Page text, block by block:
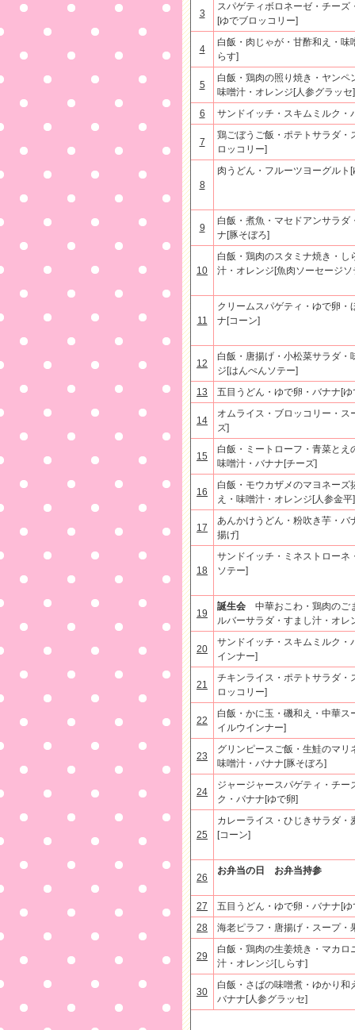
3
スパゲティボロネーゼ・チーズ
[ゆでブロッコリー]
4
白飯・肉じゃが・甘酢和え・味
らす]
5
白飯・鶏肉の照り焼き・ヤンペ
味噌汁・オレンジ[人参グラッセ]
6
サンドイッチ・スキムミルク・
7
鶏ごぼうご飯・ポテトサラダ・
ロッコリー]
8
肉うどん・フルーツヨーグルト
9
白飯・煮魚・マセドアンサラダ
ナ[豚そぼろ]
10
白飯・鶏肉のスタミナ焼き・し
汁・オレンジ[魚肉ソーセージソ
11
クリームスパゲティ・ゆで卵・
ナ[コーン]
12
白飯・唐揚げ・小松菜サラダ・
ジ[はんぺんソテー]
13
五目うどん・ゆで卵・バナナ[ゆ
14
オムライス・ブロッコリー・ス
ズ]
15
白飯・ミートローフ・青菜とえ
味噌汁・バナナ[チーズ]
16
白飯・モウカザメのマヨネーズ
え・味噌汁・オレンジ[人参金平]
17
あんかけうどん・粉吹き芋・バ
揚げ]
18
サンドイッチ・ミネストローネ
ソテー]
19
誕生会 中華おこわ・鶏肉のご
ルバーサラダ・すまし汁・オレ
20
サンドイッチ・スキムミルク・
インナー]
21
チキンライス・ポテトサラダ・
ロッコリー]
22
白飯・かに玉・磯和え・中華ス
イルウインナー]
23
グリンピースご飯・生鮭のマリ
味噌汁・バナナ[豚そぼろ]
24
ジャージャースパゲティ・チー
ク・バナナ[ゆで卵]
25
カレーライス・ひじきサラダ・
[コーン]
26
お弁当の日 お弁当持参
27
五目うどん・ゆで卵・バナナ[ゆ
28
海老ピラフ・唐揚げ・スープ・
29
白飯・鶏肉の生姜焼き・マカロ
汁・オレンジ[しらす]
30
白飯・さばの味噌煮・ゆかり和
バナナ[人参グラッセ]